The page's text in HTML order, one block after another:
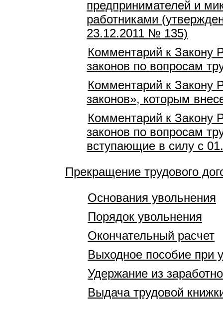
предпринимателей и
работниками
23.12.2011 № 135)
Комментарий к Закону
законов по вопросам
Комментарий к Закону
законов», которым
Комментарий к Закону
законов по вопросам
вступающие в силу с
Прекращение трудового
Основания увольнения
Порядок увольнения
Окончательный расчет
Выходное пособие при
Удержание из
Выдача трудовой